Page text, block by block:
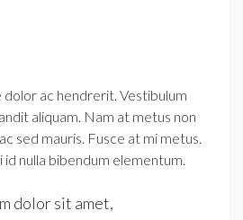
dolor ac hendrerit. Vestibulum
aliquam. Nam at metus non
sed mauris. Fusce at mi metus.
nulla bibendum elementum.
dolor sit amet,